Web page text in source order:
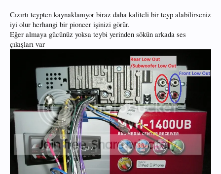
Cızırtı teypten kaynaklanıyor biraz daha kaliteli bir teyp alabilirseniz
iyi olur herhangi bir pioneer işinizi görür.
Eğer almaya gücünüz yoksa teybi yerinden sökün arkada ses
çıkışları var